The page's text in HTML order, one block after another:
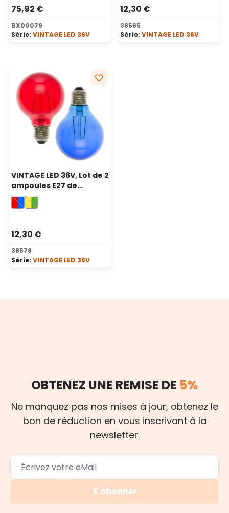
75,92 €
BX00079
Série: VINTAGE LED 36V
12,30 €
38585
Série: VINTAGE LED 36V
VINTAGE LED 36V, Lot de 2
ampoules E27 de
remplacement 36 volt, Ø
80 mm, rouge et bleu
12,30 €
38578
Série: VINTAGE LED 36V
OBTENEZ UNE REMISE DE 5%
Ne manquez pas nos mises à jour, obtenez le
bon de réduction en vous inscrivant à la
newsletter.
S'abonner